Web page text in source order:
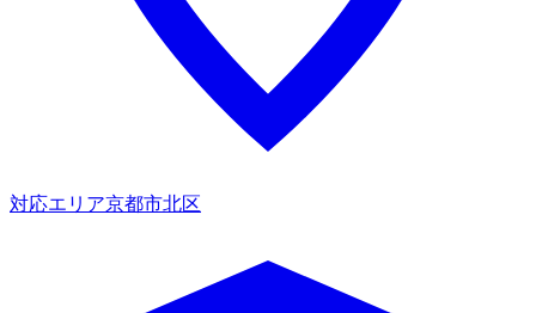
対応エリア京都市北区